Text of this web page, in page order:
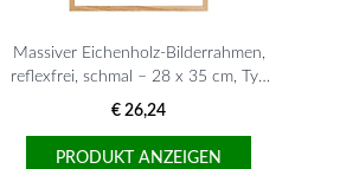
Massiver Eichenholz-Bilderrahmen,
reflexfrei, schmal – 28 x 35 cm, Typ
320
€ 26,24
PRODUKT ANZEIGEN